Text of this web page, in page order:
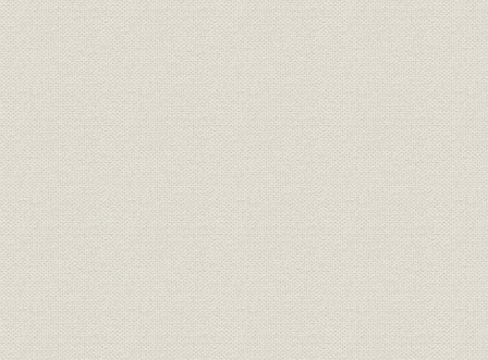
事業所
隅田川に面した向島に設けられ
た桜組の製革場。
[明治中期
事業所
「桜組」として西村勝三の製
靴・製革事業は立て直しに成功
した。その本店は、築地1丁目
ほぼ現在の中央区役所の地にあ
った。また、銀座3丁目には出
張所を設け、往来する人々の目
を引いた。
[明治14年
靴;風俗
ワーグマン描く、西南戦争に向
かう官軍の警ら隊。主として関
東以北の旧士族が多く応募した
が、心なしか軍靴の足音も堂々
と聞こえたとぃう。
商標
「桜組」の商標。サクラの花と
葉に英文をあしらい、なかなか
斬新なデザインである。
[明治17年